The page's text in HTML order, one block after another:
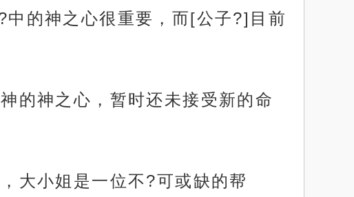
中的神之心很重要，而[公子?]目前
的神之心，暂时还未接受新的命
大小姐是一位不?可或缺的帮